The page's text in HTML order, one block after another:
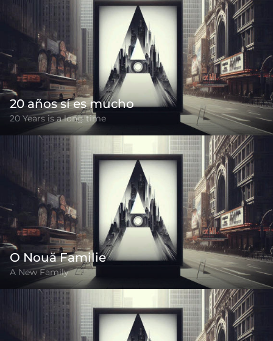
20 años sí es mucho
20 Years is a long time
O Nouă Familie
A New Family